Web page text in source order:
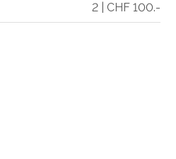
2 | CHF 100.-